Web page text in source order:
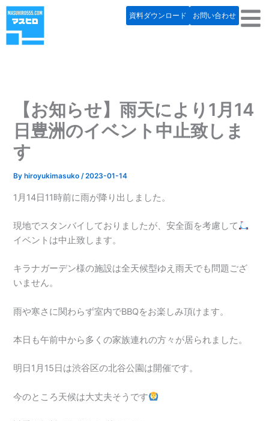
内
を
お問い合わせ
資料ダウンロード
【お知らせ】雨天により1月14
日豊洲のイベント中止致しま
す
By hiroyukimasuko/2023-01-14
1月14日11時前に雨が降り出しました。
現地でスタンバイしておりましたが、安全面を考慮して
イベントは中止致します。
キラナガーデン様の施設は全天候型ゆえ雨天でも問題ござ
いません。
雨や寒さに関わらず室内でBBQをお楽しみ頂けます。
本日も午前中から多くの家族連れの方々が居られました。
明日1月15日は渋谷区の北谷公園は開催です。
今のところ天候は大丈夫そうです